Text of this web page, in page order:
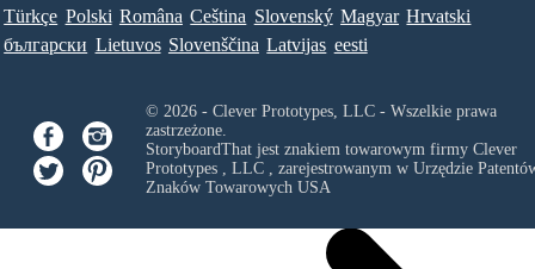
Türkçe Polski Româna Ceština Slovenský Magyar Hrvatski
български Lietuvos Slovenščina Latvijas eesti
© 2026 - Clever Prototypes, LLC - Wszelkie prawa
zastrzeżone.
StoryboardThat jest znakiem towarowym firmy Clever
Prototypes , LLC, zarejestrowanym w Urzędzie
Znaków Towarowych USA